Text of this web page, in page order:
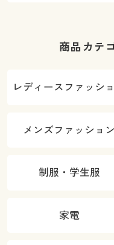
商品カテ
レディースファッシ
メンズファッション
制服・学生服
家電